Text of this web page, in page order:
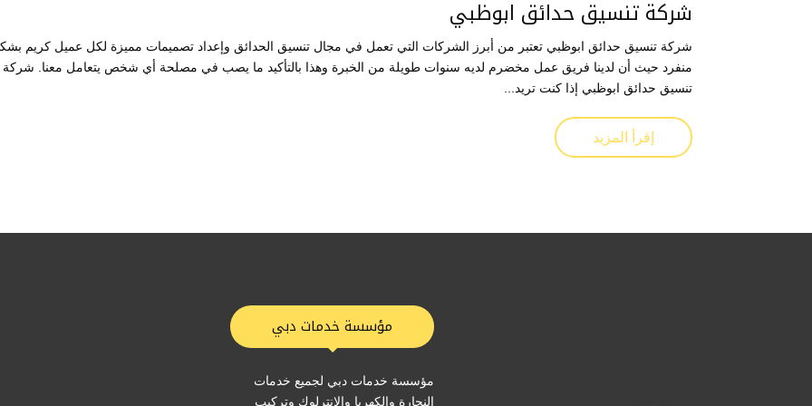
شركة تنسيق حدائق ابوظبي
شركة تنسيق حدائق ابوظبي تعتبر من أبرز الشركات التي تعمل في مجال تنسيق الحدائق وإعداد تصميمات مميزة لكل عميل كريم
منفرد حيث أن لدينا فريق عمل مخضرم لديه سنوات طويلة من الخبرة وهذا بالتأكيد ما يصب في مصلحة أي شخص يتعامل معنا. شركة
تنسيق حدائق ابوظبي إذا كنت تريد...
إقرأ المزيد
مؤسسة خدمات دبي
مؤسسة خدمات دبي لجميع خدمات
النجارة والكهربا والانترلوك وتركيب